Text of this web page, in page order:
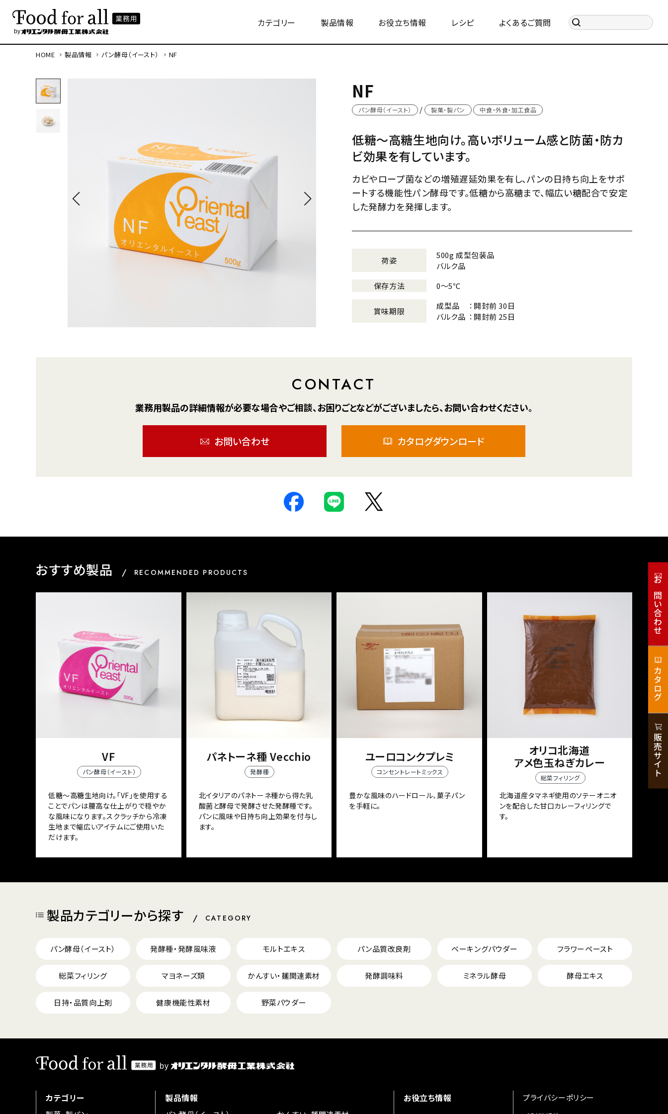
カテゴリー 製品情報 お役立ち情報 レシピ よくあるご質問
HOME 製品情報 パン酵母（イースト） NF
NF
パン酵母（イースト） 製菓・製パン 中食・外食・加工食品
低糖～高糖生地向け。高いボリューム感と防菌・防カ
ビ効果を有しています。
カビやロープ菌などの増殖遅延効果を有し、パンの日持ち向上をサポ
ートする機能性パン酵母です。低糖から高糖まで、幅広い糖配合で安定
した発酵力を発揮します。
荷姿
500g 成型包装品
バルク品
保存方法
0～5℃
賞味期限
成型品
開封前 30日
バルク品
開封前 25日
CONTACT
業務用製品の詳細情報が必要な場合やご相談、お困りごとなどがございましたら、お問い合わせください。
お問い合わせ カタログダウンロード
おすすめ製品 RECOMMENDED PRODUCTS
VF
パン酵母（イースト）
低糖～高糖生地向け。「VF」を使用する
ことでパンは腰高な仕上がりで穏やか
な風味になります。スクラッチから冷凍
生地まで幅広いアイテムにご使用いた
だけます。
パネトーネ種 Vecchio
発酵種
北イタリアのパネトーネ種から得た乳
酸菌と酵母で発酵させた発酵種です。
パンに風味や日持ち向上効果を付与し
ます。
ユーロコンクプレミ
コンセントレートミックス
豊かな風味のハードロール、菓子パン
を手軽に。
オリコ北海道
アメ色玉ねぎカレー
総菜フィリング
北海道産タマネギ使用のソテーオニオ
ンを配合した甘口カレーフィリングで
す。
製品カテゴリーから探す CATEGORY
パン酵母（イースト） 発酵種・発酵風味液 モルトエキス パン品質改良剤 ベーキングパウダー フラワーペースト
総菜フィリング マヨネーズ類 かんすい・麺関連素材 発酵調味料 ミネラル酵母 酵母エキス
日持・品質向上剤 健康機能性素材 野菜パウダー
カテゴリー 製品情報
お役立ち情報
プライバシーポリシー
お問い合わせ
カタログ
販売サイト